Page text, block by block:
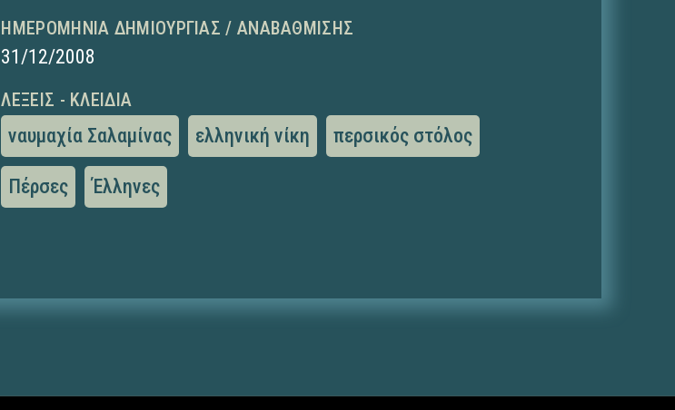
ΗΜΕΡΟΜΗΝΊΑ ΔΗΜΙΟΥΡΓΊΑΣ / ΑΝΑΒΆΘΜΙΣΗΣ
31/12/2008
ΛΈΞΕΙΣ - ΚΛΕΙΔΙΆ
ναυμαχία Σαλαμίνας ελληνική νίκη περσικός στόλος
Πέρσες Έλληνες